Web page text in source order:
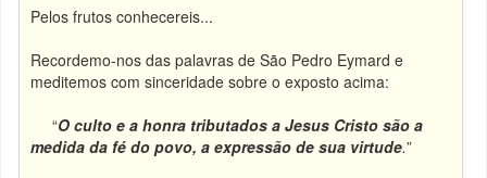
Pelos frutos conhecereis...
Recordemo-nos das palavras de São Pedro Eymard e
meditemos com sinceridade sobre o exposto acima:
“O culto e a honra tributados a Jesus Cristo são a
medida da fé do povo, a expressão de sua virtude.”